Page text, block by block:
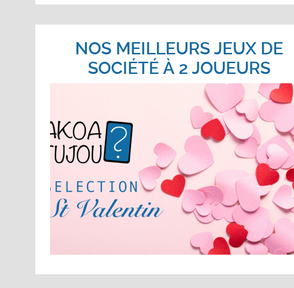
NOS MEILLEURS JEUX DE
SOCIÉTÉ À 2 JOUEURS